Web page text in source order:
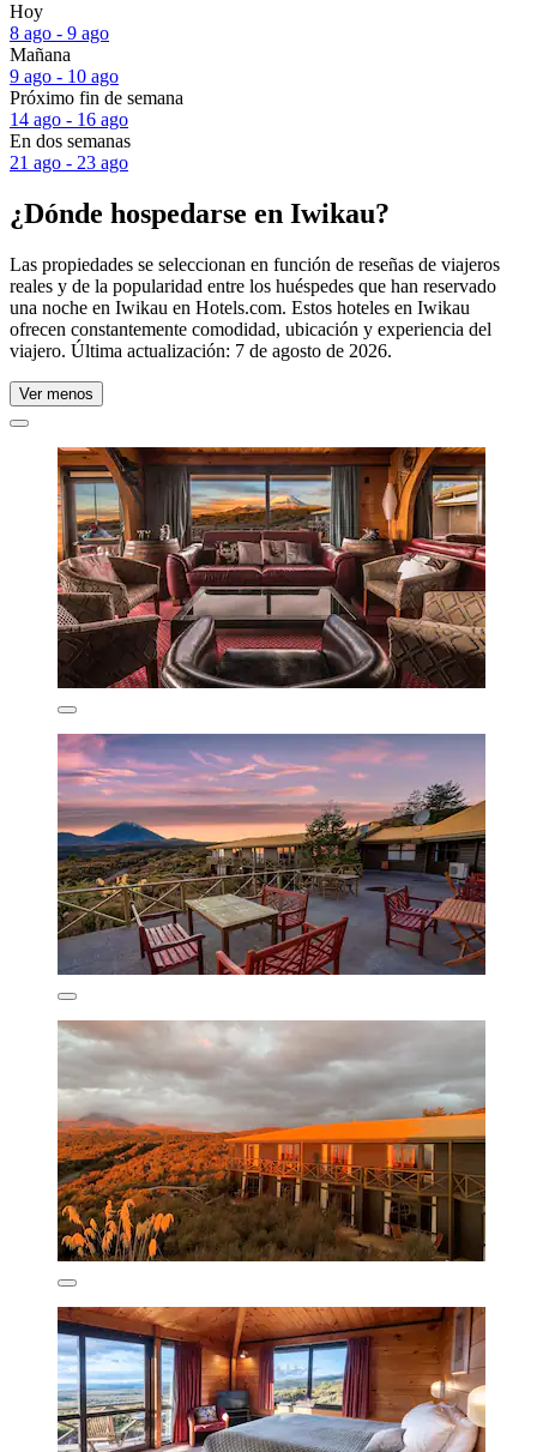
Hoy
8 ago - 9 ago
Mañana
9 ago - 10 ago
Próximo fin de semana
14 ago - 16 ago
En dos semanas
21 ago - 23 ago
¿Dónde hospedarse en Iwikau?
Las propiedades se seleccionan en función de reseñas de viajeros
reales y de la popularidad entre los huéspedes que han reservado
una noche en Iwikau en Hotels.com. Estos hoteles en Iwikau
ofrecen constantemente comodidad, ubicación y experiencia del
viajero. Última actualización: 7 de agosto de 2026.
Ver menos